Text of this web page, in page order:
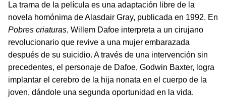
La trama de la película es una adaptación libre de la
novela homónima de Alasdair Gray, publicada en 1992. En
Pobres criaturas, Willem Dafoe interpreta a un cirujano
revolucionario que revive a una mujer embarazada
después de su suicidio. A través de una intervención sin
precedentes, el personaje de Dafoe, Godwin Baxter, logra
implantar el cerebro de la hija nonata en el cuerpo de la
joven, dándole una segunda oportunidad en la vida.